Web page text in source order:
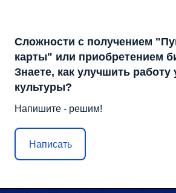
Сложности с получением
карты" или приобретением
Знаете, как улучшить работу
культуры?
Напишите - решим!
Написать